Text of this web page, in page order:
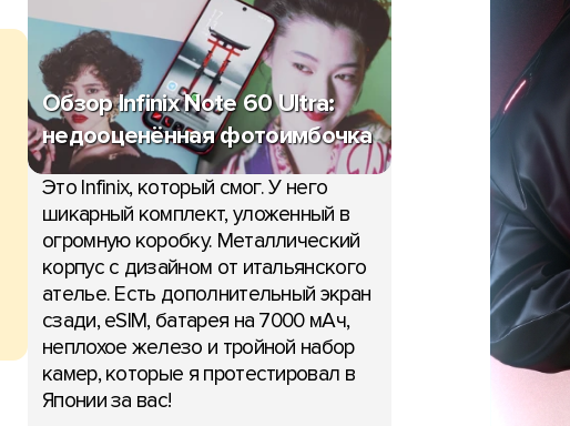
Обзор Infinix Note 60 Ultra:
недооценённая фотоимбочка
Это Infinix, который смог. У него
шикарный комплект, уложенный в
огромную коробку. Металлический
корпус с дизайном от итальянского
ателье. Есть дополнительный экран
сзади, eSIM, батарея на 7000 мАч,
неплохое железо и тройной набор
камер, которые я протестировал в
Японии за вас!